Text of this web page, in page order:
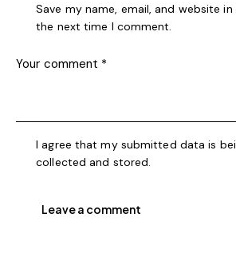
Save my name, email, and website
the next time I comment.
I agree that my submitted data is
collected and stored.